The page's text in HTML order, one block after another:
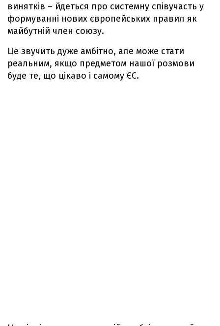
винятків – йдеться про системну співучасть у
формуванні нових європейських правил як
майбутній член союзу.
Це звучить дуже амбітно, але може стати
реальним, якщо предметом нашої розмови
буде те, що цікаво і самому ЄС.